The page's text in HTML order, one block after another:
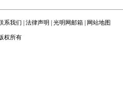
系我们 法律声明 光明网邮箱 网站地图
权所有